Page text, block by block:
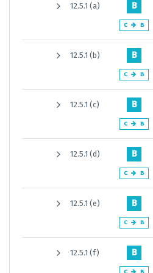
12.5.1 (a) B
C B
12.5.1 (b) B
C B
12.5.1 (c) B
C B
12.5.1 (d) B
C B
12.5.1 (e) B
C B
12.5.1 (f) B